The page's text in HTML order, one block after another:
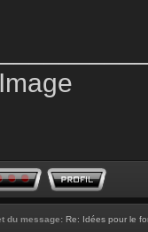
du message: Re: Idées pour le